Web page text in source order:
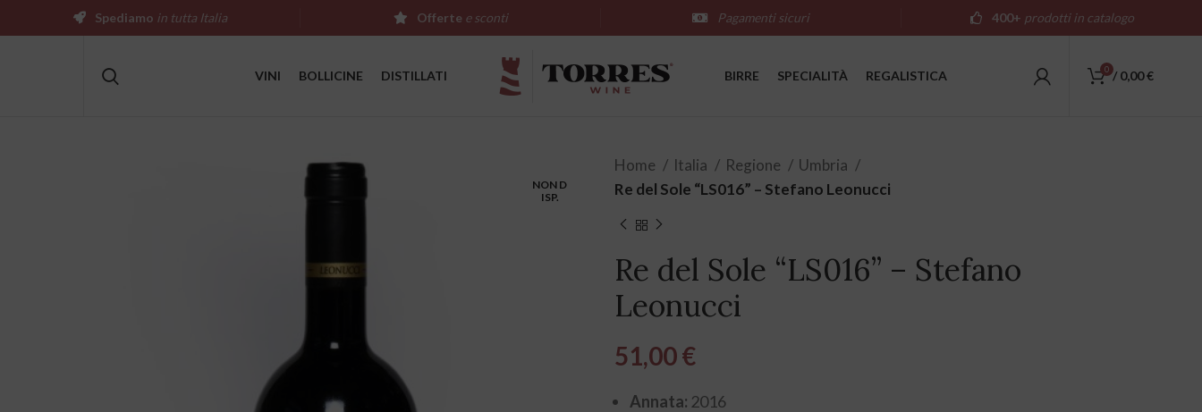
VINI BOLLICINE DISTILLATI BIRRE SPECIALITÀ REGALISTICA 0 / 0,00€
NON D
ISP.
Home Italia Regione
Umbria
Re del Sole “LS016” – Stefano Leonucci
Re del Sole “LS016” – Stefano
Leonucci
51,00€
Annata: 2016
Spediamo in tutta Italia Offerte e sconti Pagamenti sicuri 400+ prodotti in catalogo